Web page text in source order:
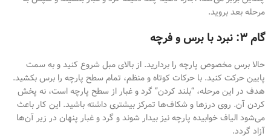
مرحله بعد بروید.
گام ۳: نبرد با برس و فرچه
حالا برس مخصوص پارچه را بردارید. از بالای مبل شروع کنید و به سمت
پایین حرکت کنید. با حرکات کوتاه و منظم، تمام سطح پارچه را برس بکشید.
هدف در این مرحله، “بلند کردن” گرد و غبار از سطح پارچه است، نه پخش
کردن آن. روی درزها و شکاف‌ها تمرکز بیشتری داشته باشید. این کار باعث
می‌شود الیاف خوابیده پارچه نیز بیدار شوند و گرد و غبار پنهان در زیر آن‌ها
آزاد گردد.